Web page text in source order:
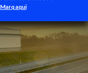
aqui